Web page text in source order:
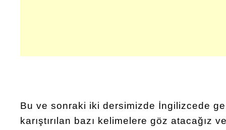
Bu ve sonraki iki dersimizde İngilizcede
karıştırılan bazı kelimelere göz atacağız